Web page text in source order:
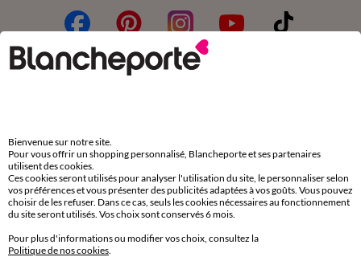
Livraison
Retours gratuits en Point Relais®
Paiement
Carte 4 Etoiles
(1) Offres et codes promos
Bienvenue sur notre site.
Pour vous offrir un shopping personnalisé, Blancheporte et ses partenaires
utilisent des cookies.
Ces cookies seront utilisés pour analyser l'utilisation du site, le personnaliser selon
vos préférences et vous présenter des publicités adaptées à vos goûts. Vous pouvez
choisir de les refuser. Dans ce cas, seuls les cookies nécessaires au fonctionnement
du site seront utilisés. Vos choix sont conservés 6 mois.
Pour plus d'informations ou modifier vos choix, consultez la
Politique de nos cookies